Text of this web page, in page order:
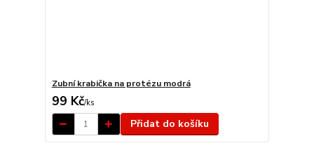
Zubní krabička na protézu modrá
99 Kč/ks
Přidat do košíku